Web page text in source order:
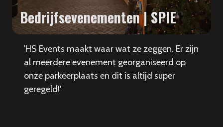
Bedrijfsevenementen | SPIE
'HS Events maakt waar wat ze zeggen. Er zijn
al meerdere evenement georganiseerd op
onze parkeerplaats en dit is altijd super
geregeld!'